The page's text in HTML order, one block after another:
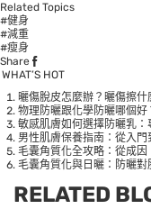
Related Topics
#健身
#減重
#瘦身
Share
WHAT’S HOT
曬傷脫皮怎麼辦？曬傷擦
物理防曬跟化學防曬哪個好
敏感肌膚如何選擇防曬乳：
男性肌膚保養指南：從入
毛囊角質化全攻略：從成
毛囊角質化與日曬：防曬對
RELATED